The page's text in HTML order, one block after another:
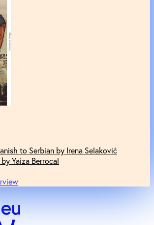
to Serbian by Irena Selaković
Yaiza Berrocal